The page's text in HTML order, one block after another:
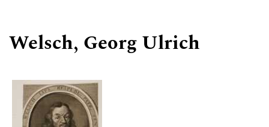
Welsch, Georg Ulrich